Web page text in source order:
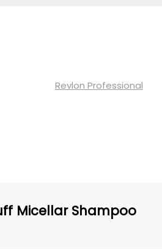
Revlon Professional
Micellar Shampoo